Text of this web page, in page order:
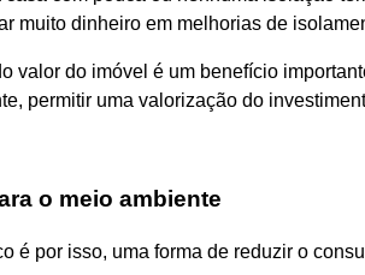
muito dinheiro em melhorias de
valor do imóvel é um benefício
permitir uma valorização do
o meio ambiente
é por isso, uma forma de reduzir o